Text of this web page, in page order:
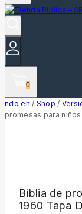
0
ndo en / Shop /
promesas para niños
Biblia de
1960 Tapa